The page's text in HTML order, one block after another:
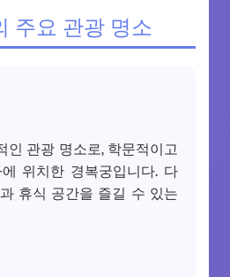
주요 관광 명소
인 관광 명소로, 학문적이고
위치한 경복궁입니다. 다
휴식 공간을 즐길 수 있는